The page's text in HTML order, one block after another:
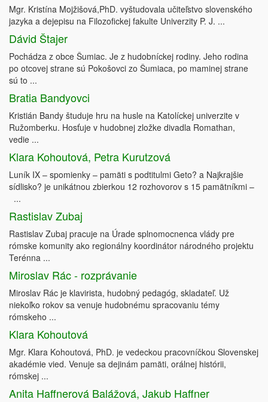
Mgr. Kristína Mojžišová,PhD. vyštudovala učiteľstvo slovenského
jazyka a dejepisu na Filozofickej fakulte Univerzity P. J. ...
Dávid Štajer
Pochádza z obce Šumiac. Je z hudobníckej rodiny. Jeho rodina
po otcovej strane sú Pokošovci zo Šumiaca, po maminej strane
sú to ...
Bratia Bandyovci
Kristián Bandy študuje hru na husle na Katolíckej univerzite v
Ružomberku. Hosťuje v hudobnej zložke divadla Romathan,
vedie ...
Klara Kohoutová, Petra Kurutzová
Luník IX – spomienky – pamäti s podtitulmi Geto? a Najkrajšie
sídlisko? je unikátnou zbierkou 12 rozhovorov s 15 pamätníkmi –
...
Rastislav Zubaj
Rastislav Zubaj pracuje na Úrade splnomocnenca vlády pre
rómske komunity ako regionálny koordinátor národného projektu
Terénna ...
Miroslav Rác - rozprávanie
Miroslav Rác je klavirista, hudobný pedagóg, skladateľ. Už
niekoľko rokov sa venuje hudobnému spracovaniu témy
rómskeho ...
Klara Kohoutová
Mgr. Klara Kohoutová, PhD. je vedeckou pracovníčkou Slovenskej
akadémie vied. Venuje sa dejinám pamäti, orálnej histórii,
rómskej ...
Anita Haffnerová Balážová, Jakub Haffner